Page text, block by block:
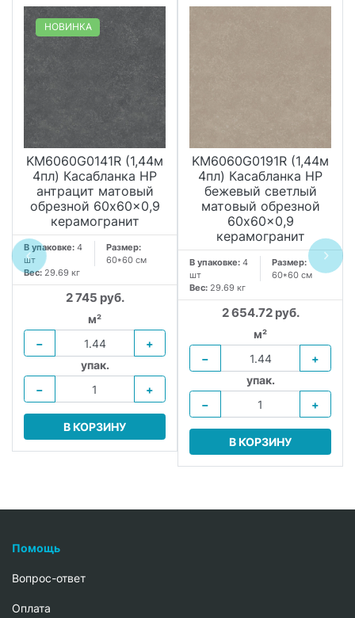
НОВИНКА
KM6060G0141R (1,44м
4пл) Касабланка HP
антрацит матовый
обрезной 60x60x0,9
керамогранит
В упаковке: 4
шт
Размер:
60*60 см
Вес: 29.69 кг
2 745 руб.
м²
−
+
упак.
−
+
В КОРЗИНУ
KM6060G0191R (1,44м
4пл) Касабланка HP
бежевый светлый
матовый обрезной
60x60x0,9
керамогранит
В упаковке: 4
шт
Размер:
60*60 см
Вес: 29.69 кг
2 654.72 руб.
м²
−
+
упак.
−
+
В КОРЗИНУ
Помощь
Вопрос-ответ
Oплата